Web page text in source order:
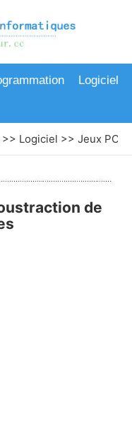
Logiciel
>> Logiciel >> Jeux PC
de